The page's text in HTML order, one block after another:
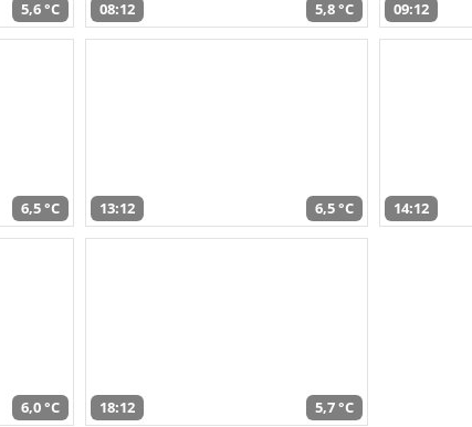
5,6 °C 08:12 5,8 °C 09:12
6,5 °C 13:12 6,5 °C 14:12
6,0 °C 18:12 5,7 °C